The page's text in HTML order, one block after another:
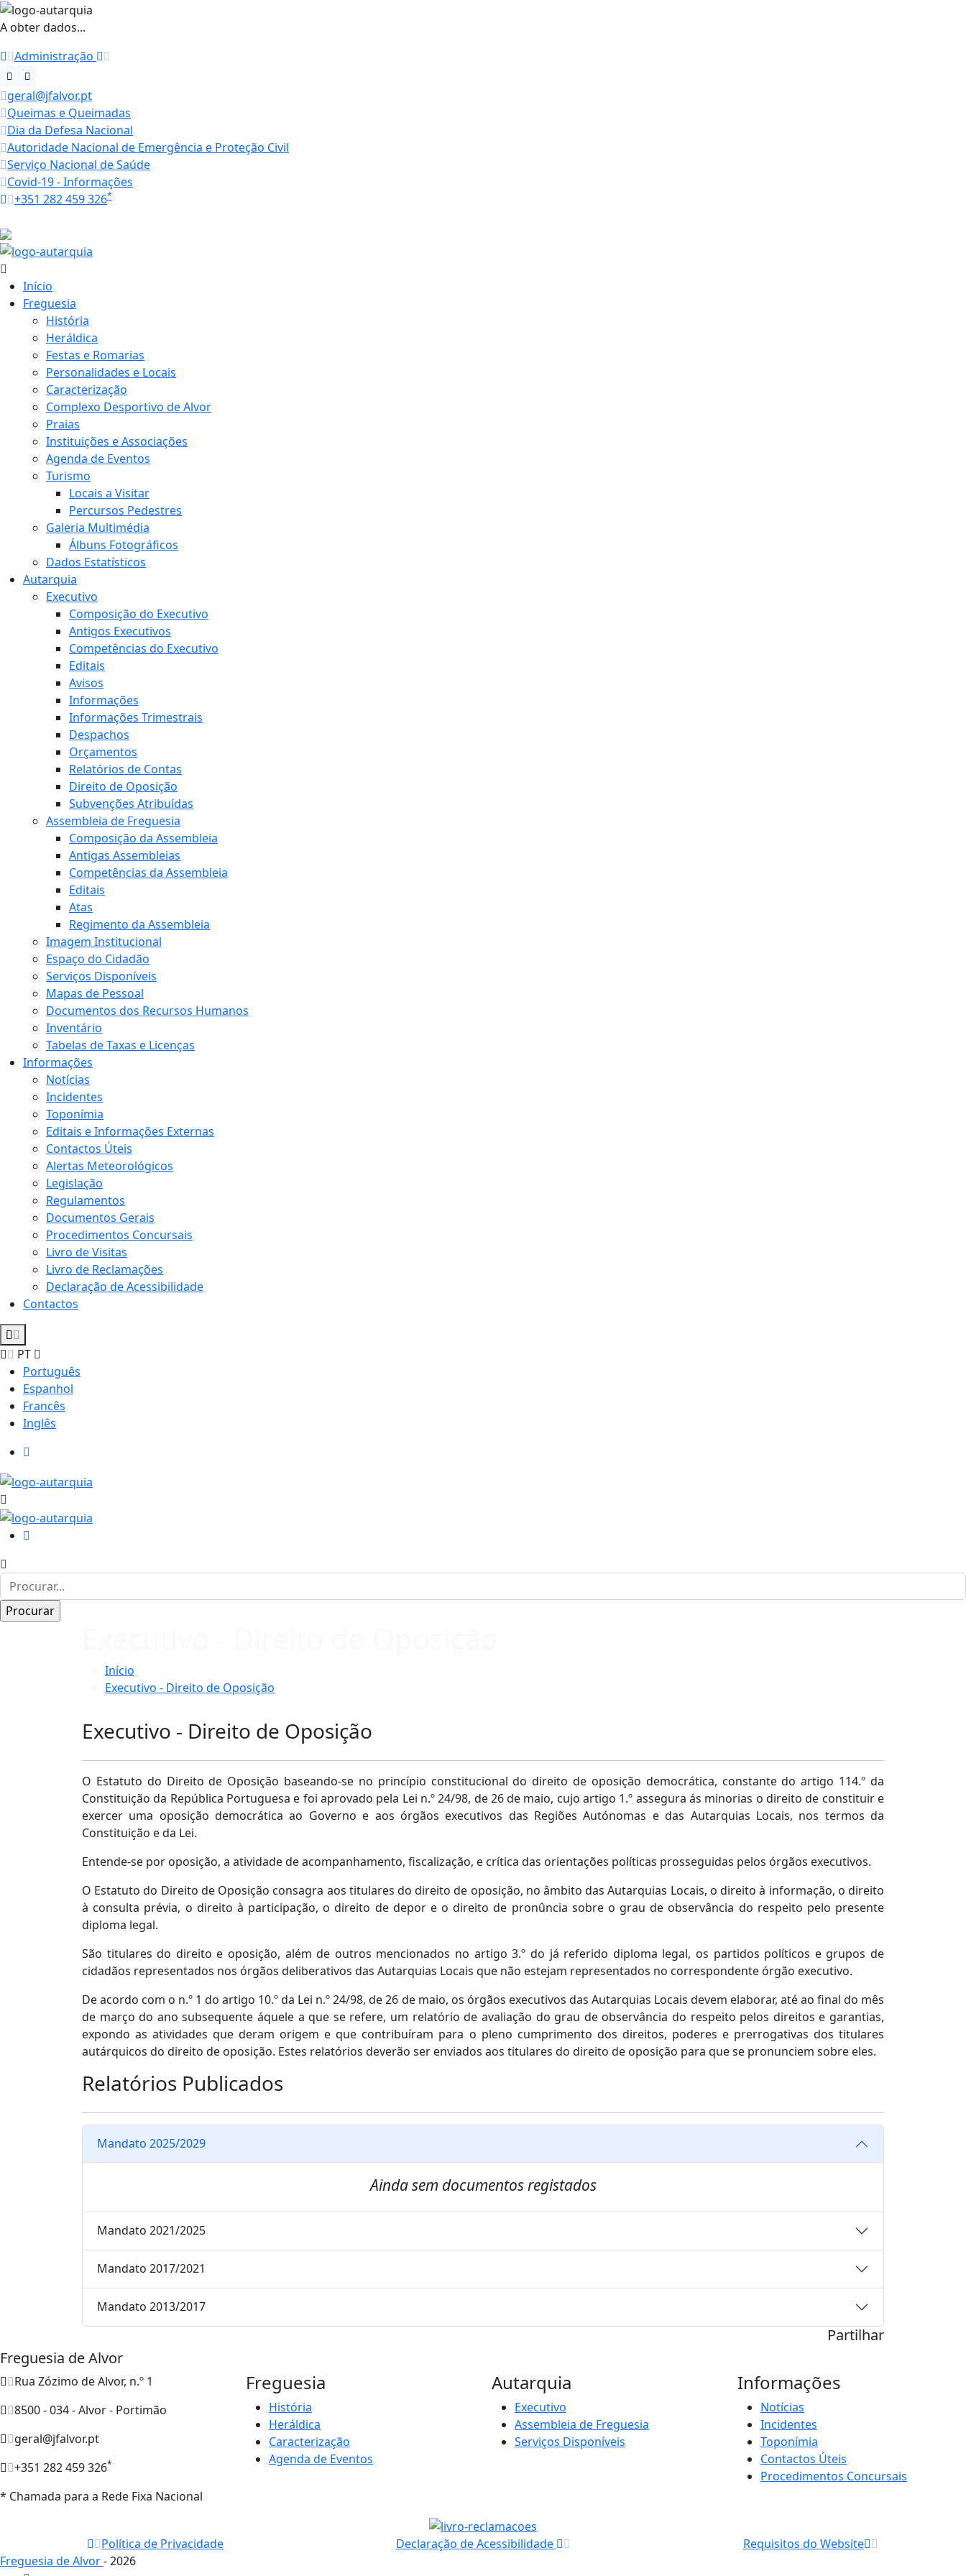
A obter dados...
Administração
geral@jfalvor.pt
Queimas e Queimadas
Dia da Defesa Nacional
Autoridade Nacional de Emergência e Proteção Civil
Serviço Nacional de Saúde
Covid-19 - Informações
+351 282 459 326*
Início
Freguesia
História
Heráldica
Festas e Romarias
Personalidades e Locais
Caracterização
Complexo Desportivo de Alvor
Praias
Instituições e Associações
Agenda de Eventos
Turismo
Locais a Visitar
Percursos Pedestres
Galeria Multimédia
Álbuns Fotográficos
Dados Estatísticos
Autarquia
Executivo
Composição do Executivo
Antigos Executivos
Competências do Executivo
Editais
Avisos
Informações
Informações Trimestrais
Despachos
Orçamentos
Relatórios de Contas
Direito de Oposição
Subvenções Atribuídas
Assembleia de Freguesia
Composição da Assembleia
Antigas Assembleias
Competências da Assembleia
Editais
Atas
Regimento da Assembleia
Imagem Institucional
Espaço do Cidadão
Serviços Disponíveis
Mapas de Pessoal
Documentos dos Recursos Humanos
Inventário
Tabelas de Taxas e Licenças
Informações
Notícias
Incidentes
Toponímia
Editais e Informações Externas
Contactos Úteis
Alertas Meteorológicos
Legislação
Regulamentos
Documentos Gerais
Procedimentos Concursais
Livro de Visitas
Livro de Reclamações
Declaração de Acessibilidade
Contactos
PT
Português
Espanhol
Francês
Inglês
Início
Executivo - Direito de Oposição
Executivo - Direito de Oposição
O Estatuto do Direito de Oposição baseando-se no princípio constitucional do direito de oposição democrática, constante do artigo 114.º da
Constituição da República Portuguesa e foi aprovado pela Lei n.º 24/98, de 26 de maio, cujo artigo 1.º assegura ás minorias o direito de constituir e
exercer uma oposição democrática ao Governo e aos órgãos executivos das Regiões Autónomas e das Autarquias Locais, nos termos da
Constituição e da Lei.
Entende-se por oposição, a atividade de acompanhamento, fiscalização, e crítica das orientações políticas prosseguidas pelos órgãos executivos.
O Estatuto do Direito de Oposição consagra aos titulares do direito de oposição, no âmbito das Autarquias Locais, o direito à informação, o direito
à consulta prévia, o direito à participação, o direito de depor e o direito de pronûncia sobre o grau de observância do respeito pelo presente
diploma legal.
São titulares do direito e oposição, além de outros mencionados no artigo 3.º do já referido diploma legal, os partidos políticos e grupos de
cidadãos representados nos órgãos deliberativos das Autarquias Locais que não estejam representados no correspondente órgão executivo.
De acordo com o n.º 1 do artigo 10.º da Lei n.º 24/98, de 26 de maio, os órgãos executivos das Autarquias Locais devem elaborar, até ao final do mês
de março do ano subsequente áquele a que se refere, um relatório de avaliação do grau de observância do respeito pelos direitos e garantias,
expondo as atividades que deram origem e que contribuíram para o pleno cumprimento dos direitos, poderes e prerrogativas dos titulares
autárquicos do direito de oposição. Estes relatórios deverão ser enviados aos titulares do direito de oposição para que se pronunciem sobre eles.
Relatórios Publicados
Mandato 2025/2029
Ainda sem documentos registados
Mandato 2021/2025
Mandato 2017/2021
Mandato 2013/2017
Partilhar
Freguesia de Alvor
Rua Zózimo de Alvor, n.º 1
8500 - 034 - Alvor - Portimão
geral@jfalvor.pt
+351 282 459 326*
* Chamada para a Rede Fixa Nacional
Freguesia
História
Heráldica
Caracterização
Agenda de Eventos
Autarquia
Executivo
Assembleia de Freguesia
Serviços Disponíveis
Informações
Notícias
Incidentes
Toponímia
Contactos Úteis
Procedimentos Concursais
Política de Privacidade Declaração de Acessibilidade
Requisitos do Website
Freguesia de Alvor- 2026